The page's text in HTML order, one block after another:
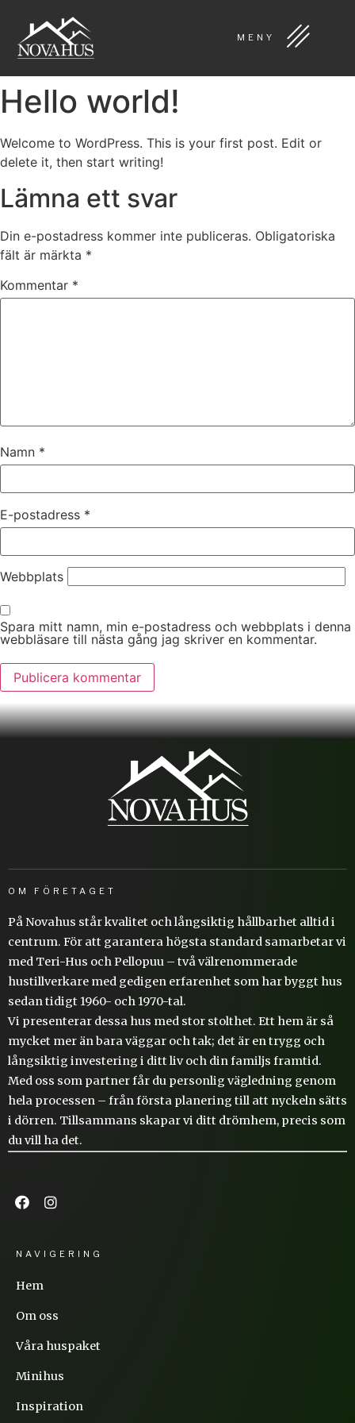
MENY
Hello world!
Welcome to WordPress. This is your first post. Edit or
delete it, then start writing!
Lämna ett svar
Din e-postadress kommer inte publiceras. Obligatoriska
fält är märkta *
Kommentar *
Namn *
E-postadress *
Webbplats
Spara mitt namn, min e-postadress och webbplats i denna
webbläsare till nästa gång jag skriver en kommentar.
OM FÖRETAGET
På Novahus står kvalitet och långsiktig hållbarhet alltid i
centrum. För att garantera högsta standard samarbetar vi
med Teri-Hus och Pellopuu – två välrenommerade
hustillverkare med gedigen erfarenhet som har byggt hus
sedan tidigt 1960- och 1970-tal.
Vi presenterar dessa hus med stor stolthet. Ett hem är så
mycket mer än bara väggar och tak; det är en trygg och
långsiktig investering i ditt liv och din familjs framtid.
Med oss som partner får du personlig vägledning genom
hela processen – från första planering till att nyckeln sätts
i dörren. Tillsammans skapar vi ditt drömhem, precis som
du vill ha det.
NAVIGERING
Hem
Om oss
Våra huspaket
Minihus
Inspiration